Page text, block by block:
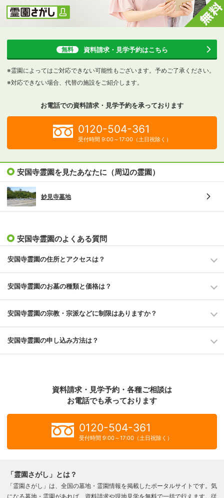
無料 資料請求・見学予約はこちら
※霊園によってはご対応できない可能性もございます。予めご了承ください。
※対応できない場合、代替の施設をご紹介します。
お電話での資料請求・見学予約を承っております
0120-504-361
受付時間 9:00～17:00（土日祝除く）
安国寺霊園を見たあなたに（周辺の霊園）
妙見寺墓地
安国寺霊園のよくある質問
安国寺霊園の住所とアクセスは？
安国寺霊園のお墓の種類と価格は？
安国寺霊園の宗教・宗派などに制限はありますか？
安国寺霊園の申し込み方法は？
資料請求・見学予約・各種ご相談は
お電話でも承っております
0120-504-361
受付時間 9:00～17:00（土日祝除く）
「霊園さがし」とは？
「霊園さがし」は、全国の墓地・霊園情報を掲載したポータルサイトです。気
になる墓地・霊園があれば、資料請求や現地見学を無料で一括で行えます。従